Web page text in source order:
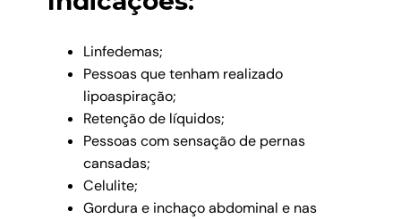
Linfedemas;
Pessoas que tenham realizado
lipoaspiração;
Retenção de líquidos;
Pessoas com sensação de pernas
cansadas;
Celulite;
Gordura e inchaço abdominal e nas